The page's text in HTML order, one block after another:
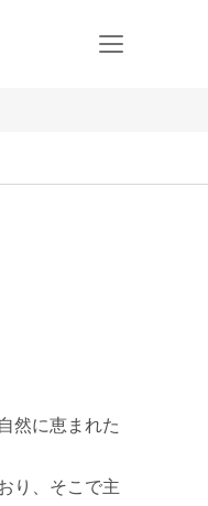
然に恵まれた
り、そこで主